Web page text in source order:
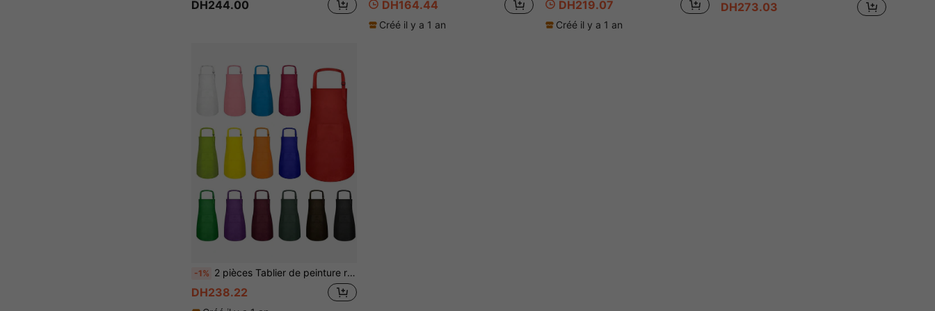
DH244.00 DH164.44
Créé il y a 1 an
DH219.07
Créé il y a 1 an
DH273.03
-1% 2 pièces Tablier de peinture réglable pour enfants, tablier de cuisine durable pour garçons et filles avec poches, pour la cuisine, les activités de laboratoire, la peinture, les loisirs créatifs de cuisson
DH238.22